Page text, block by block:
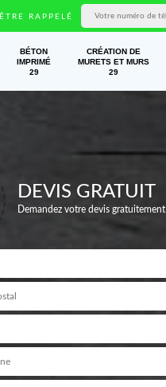
ÊTRE RAPPELÉ
BÉTON
IMPRIMÉ
29
CRÉATION DE
MURETS ET MURS
29
DEVIS GRATUIT
Demandez votre devis gratuitement